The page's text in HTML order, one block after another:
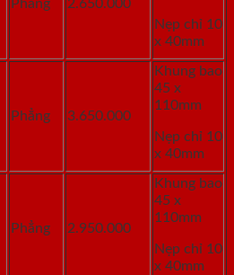
Phẳng 2.650.000
Nẹp chỉ 10
x 40mm
Phẳng 3.650.000
Khung bao
45 x
110mm
Nẹp chỉ 10
x 40mm
Phẳng 2.950.000
Khung bao
45 x
110mm
Nẹp chỉ 10
x 40mm